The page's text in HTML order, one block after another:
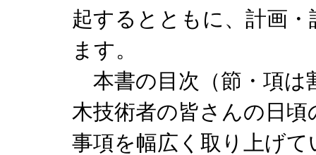
起するとともに、計画
ます。
本書の目次（節・項は
木技術者の皆さんの日
事項を幅広く取り上げ